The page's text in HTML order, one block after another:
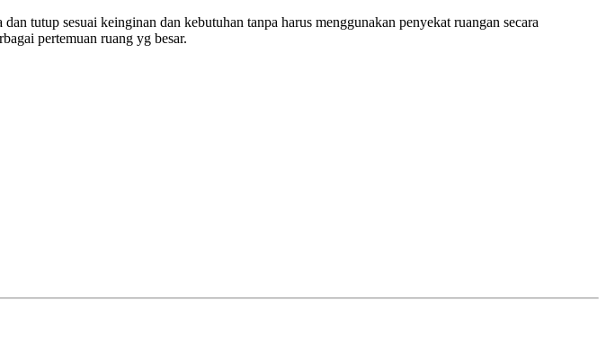
tutup sesuai keinginan dan kebutuhan tanpa harus menggunakan penyekat ruangan secara
pertemuan ruang yg besar.